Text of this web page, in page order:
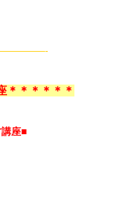
＊＊＊＊＊＊
座■